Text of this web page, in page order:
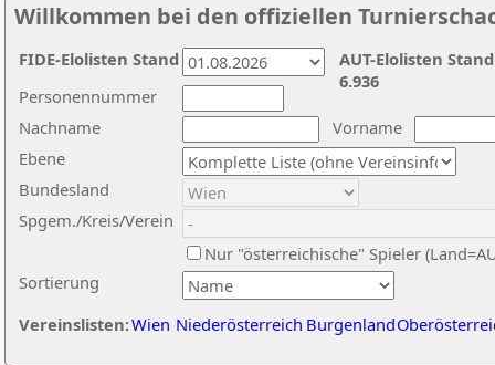
Willkommen bei den offiziellen
Nachname
Vorname
Ebene
Sortierung
Personennummer
Bundesland
Spgem./Kreis/Verein
Nur "österreichische" Spieler
Vereinslisten:Wien Niederösterreich Burgenland
AUT-Elolisten
6.936
FIDE-Elolisten Stand